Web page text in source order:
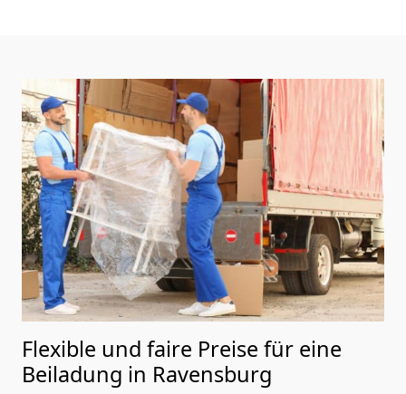
Flexible und faire Preise für eine
Beiladung in Ravensburg